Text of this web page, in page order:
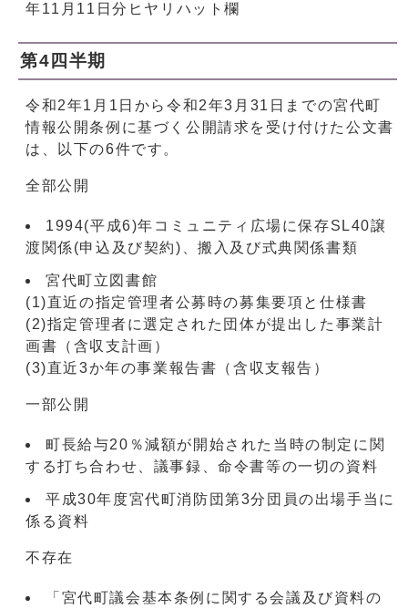
年11月11日分ヒヤリハット欄
第4四半期
令和2年1月1日から令和2年3月31日までの宮代町
情報公開条例に基づく公開請求を受け付けた公文書
は、以下の6件です。
全部公開
1994(平成6)年コミュニティ広場に保存SL40譲
渡関係(申込及び契約)、搬入及び式典関係書類
宮代町立図書館
(1)直近の指定管理者公募時の募集要項と仕様書
(2)指定管理者に選定された団体が提出した事業計
画書（含収支計画）
(3)直近3か年の事業報告書（含収支報告）
一部公開
町長給与20％減額が開始された当時の制定に関
する打ち合わせ、議事録、命令書等の一切の資料
平成30年度宮代町消防団第3分団員の出場手当に
係る資料
不存在
「宮代町議会基本条例に関する会議及び資料の